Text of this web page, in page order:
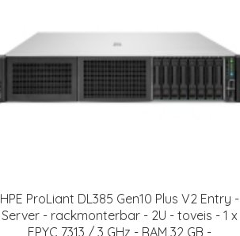
HPE ProLiant DL385 Gen10 Plus V2 Entry -
Server - rackmonterbar - 2U - toveis - 1 x
EPYC 7313 / 3 GHz - RAM 32 GB -